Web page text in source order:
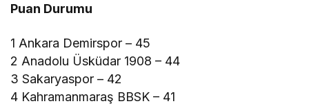
Puan Durumu
1 Ankara Demirspor – 45
2 Anadolu Üsküdar 1908 – 44
3 Sakaryaspor – 42
4 Kahramanmaraş BBSK – 41